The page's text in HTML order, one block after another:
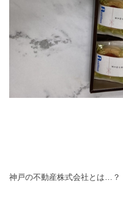
神戸の不動産株式会社とは…？